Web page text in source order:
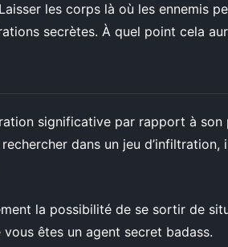
les corps là où les ennemis
secrètes. À quel point cela
significative par rapport à son
dans un jeu
la possibilité de se sortir de
êtes un agent secret badass.